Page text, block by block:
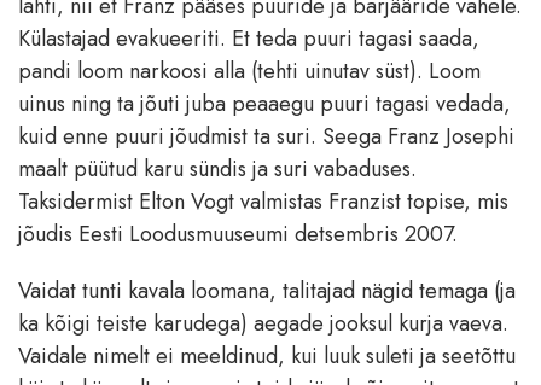
Külastajad evakueeriti. Et teda puuri tagasi saada,
pandi loom narkoosi alla (tehti uinutav süst). Loom
uinus ning ta jõuti juba peaaegu puuri tagasi vedada,
kuid enne puuri jõudmist ta suri. Seega Franz Josephi
maalt püütud karu sündis ja suri vabaduses.
Taksidermist Elton Vogt valmistas Franzist topise, mis
jõudis Eesti Loodusmuuseumi detsembris 2007.
Vaidat tunti kavala loomana, talitajad nägid temaga (ja
ka kõigi teiste karudega) aegade jooksul kurja vaeva.
Vaidale nimelt ei meeldinud, kui luuk suleti ja seetõttu